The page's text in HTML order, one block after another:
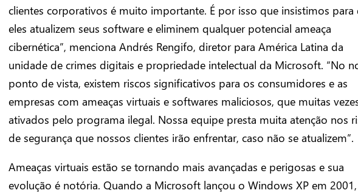
clientes corporativos é muito importante. É por isso que insistimos para
eles atualizem seus software e eliminem qualquer potencial ameaça
cibernética”, menciona Andrés Rengifo, diretor para América Latina da
unidade de crimes digitais e propriedade intelectual da Microsoft. “No
ponto de vista, existem riscos significativos para os consumidores e as
empresas com ameaças virtuais e softwares maliciosos, que muitas
ativados pelo programa ilegal. Nossa equipe presta muita atenção nos
de segurança que nossos clientes irão enfrentar, caso não se atualizem”.
Ameaças virtuais estão se tornando mais avançadas e perigosas e sua
evolução é notória. Quando a Microsoft lançou o Windows XP em